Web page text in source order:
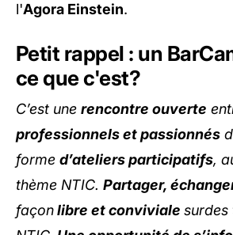
l'Agora Einstein.
Petit rappel : un
ce que c'est?
C’est une rencontre ouverte
professionnels et passionnés
forme d’ateliers participatifs,
thème NTIC. Partager,
façonlibre et conviviale surdes